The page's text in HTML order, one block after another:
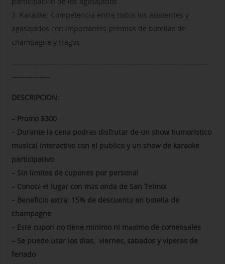
3. Karaoke: Competencia entre todos los asistentes y
agasajados con importantes premios de botellas de
champagne y tragos
————————————————————————————
—————–
DESCRIPCION:
– Promo $300
– Durante la cena podras disfrutar de un show humoristico
musical interactivo con el publico y un show de karaoke
participativo.
– Sin límites de cupones por persona!
– Conocé el lugar con más onda de San Telmo!
– Beneficio extra: 15% de descuento en botella de
champagne
– Este cupon no tiene minimo ni maximo de comensales
– Se puede usar los dias, viernes, sabados y viperas de
feriado